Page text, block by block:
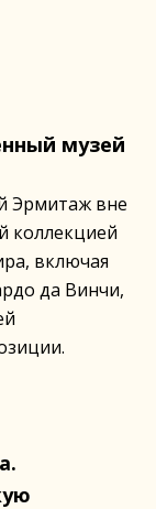
музей
Эрмитаж вне
коллекцией
включая
да Винчи,